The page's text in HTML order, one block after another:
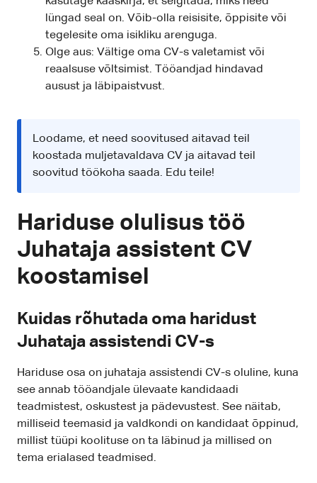
lüngad seal on. Võib-olla reisisite, õppisite või
tegelesite oma isikliku arenguga.
Olge aus: Vältige oma CV-s valetamist või
reaalsuse võltsimist. Tööandjad hindavad
ausust ja läbipaistvust.
Loodame, et need soovitused aitavad teil
koostada muljetavaldava CV ja aitavad teil
soovitud töökoha saada. Edu teile!
Hariduse olulisus töö
Juhataja assistent CV
koostamisel
Kuidas rõhutada oma haridust
Juhataja assistendi CV-s
Hariduse osa on juhataja assistendi CV-s oluline, kuna
see annab tööandjale ülevaate kandidaadi
teadmistest, oskustest ja pädevustest. See näitab,
milliseid teemasid ja valdkondi on kandidaat õppinud,
millist tüüpi koolituse on ta läbinud ja millised on
tema erialased teadmised.